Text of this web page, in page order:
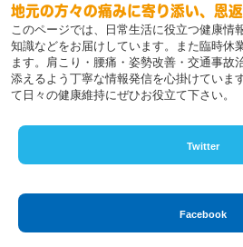
地元の方々の痛みに寄り添い、恩
このページでは、日常生活に役立つ健康情
知識などをお届けしています。また臨時休
ます。肩こり・腰痛・姿勢改善・交通事故
添えるよう丁寧な情報発信を心掛けていま
て日々の健康維持にぜひお役立て下さい。
Twitter
Facebook